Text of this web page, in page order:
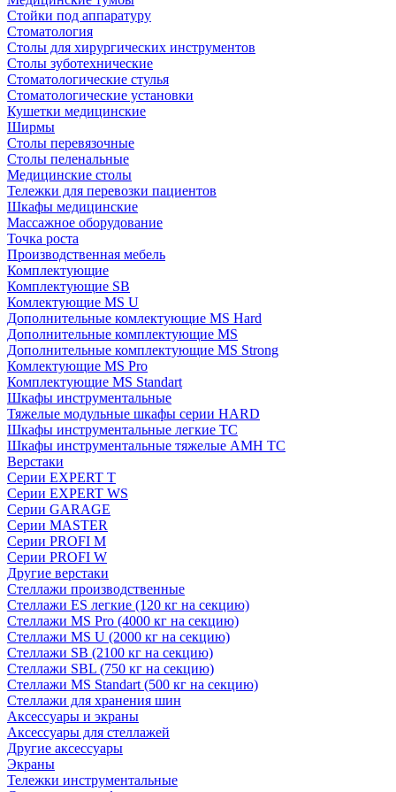
Стойки под аппаратуру
Стоматология
Столы для хирургических инструментов
Столы зуботехнические
Стоматологические стулья
Стоматологические установки
Кушетки медицинские
Ширмы
Столы перевязочные
Столы пеленальные
Медицинские столы
Тележки для перевозки пациентов
Шкафы медицинские
Массажное оборудование
Точка роста
Производственная мебель
Комплектующие
Комплектующие SB
Комлектующие MS U
Дополнительные комлектующие MS Hard
Дополнительные комплектующие MS
Дополнительные комплектующие MS Strong
Комлектующие MS Pro
Комплектующие MS Standart
Шкафы инструментальные
Тяжелые модульные шкафы серии HARD
Шкафы инструментальные легкие ТС
Шкафы инструментальные тяжелые AMH TC
Верстаки
Серии EXPERT T
Серии EXPERT WS
Серии GARAGE
Серии MASTER
Серии PROFI M
Серии PROFI W
Другие верстаки
Стеллажи производственные
Стеллажи ES легкие (120 кг на секцию)
Стеллажи MS Pro (4000 кг на секцию)
Стеллажи MS U (2000 кг на секцию)
Стеллажи SB (2100 кг на секцию)
Стеллажи SBL (750 кг на секцию)
Стеллажи MS Standart (500 кг на секцию)
Стеллажи для хранения шин
Аксессуары и экраны
Аксессуары для стеллажей
Другие аксессуары
Экраны
Тележки инструментальные